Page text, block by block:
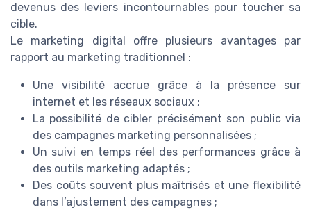
devenus des leviers incontournables pour toucher sa
cible.
Le marketing digital offre plusieurs avantages par
rapport au marketing traditionnel :
Une visibilité accrue grâce à la présence sur
internet et les réseaux sociaux ;
La possibilité de cibler précisément son public via
des campagnes marketing personnalisées ;
Un suivi en temps réel des performances grâce à
des outils marketing adaptés ;
Des coûts souvent plus maîtrisés et une flexibilité
dans l’ajustement des campagnes ;